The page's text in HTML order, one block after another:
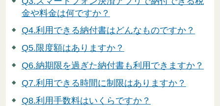
金や料金は何ですか？
Q4.利用できる納付書はどんなものですか？
Q5.限度額はありますか？
Q6.納期限を過ぎた納付書も利用できますか？
Q7.利用できる時間に制限はありますか？
Q8.利用手数料はいくらですか？